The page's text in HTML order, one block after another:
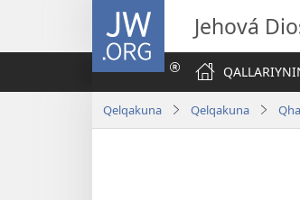
JW.ORG
Jehová
Qelqakuna Qelqakuna